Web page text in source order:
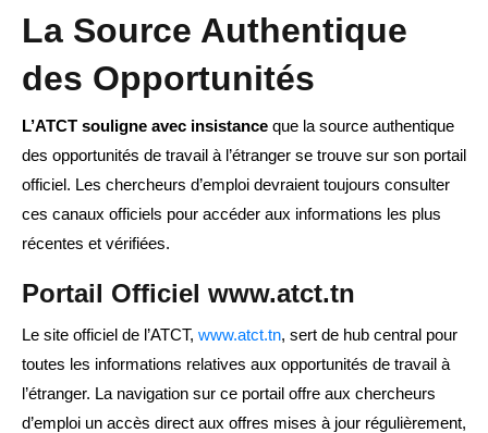
La Source Authentique
des Opportunités
L’ATCT souligne avec insistance que la source authentique
des opportunités de travail à l’étranger se trouve sur son portail
officiel. Les chercheurs d’emploi devraient toujours consulter
ces canaux officiels pour accéder aux informations les plus
récentes et vérifiées.
Portail Officiel www.atct.tn
Le site officiel de l’ATCT, www.atct.tn, sert de hub central pour
toutes les informations relatives aux opportunités de travail à
l’étranger. La navigation sur ce portail offre aux chercheurs
d’emploi un accès direct aux offres mises à jour régulièrement,